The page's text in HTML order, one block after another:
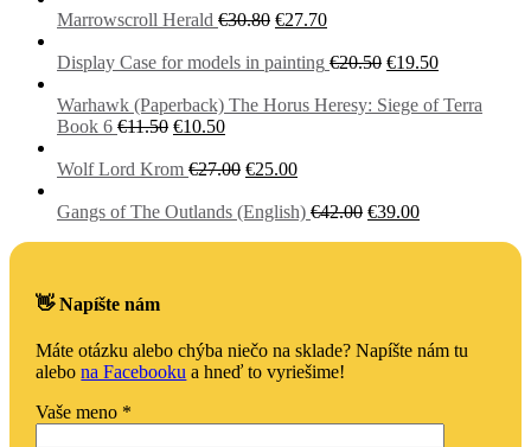
Marrowscroll Herald €30.80 Pôvodná
bola:
€27.70Aktuálna
je:
Display Case for models in painting €20.50 Pôvodná
bola:
€19.50Aktuálna
je:
Warhawk (Paperback) The Horus Heresy: Siege of Terra
Book 6 €11.50 Pôvodná
bola:
€10.50Aktuálna
je:
Wolf Lord Krom €27.00 Pôvodná
bola:
€25.00Aktuálna
je:
Gangs of The Outlands (English) €42.00 Pôvodná
€39.00Aktuálna
👋 Napíšte nám
Máte otázku alebo chýba niečo na sklade? Napíšte nám tu
alebona Facebooku a hneď to vyriešime!
Vaše meno *